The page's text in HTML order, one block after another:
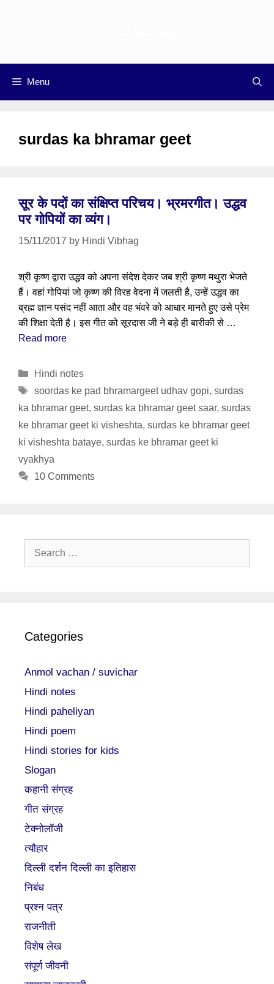
Menu
surdas ka bhramar geet
सूर के पदों का संक्षिप्त परिचय। भ्रमरगीत। उद्धव
पर गोपियों का व्यंग।
15/11/2017 by Hindi Vibhag
श्री कृष्ण द्वारा उद्धव को अपना संदेश देकर जब श्री कृष्ण मथुरा भेजते
हैं। वहां गोपियां जो कृष्ण की विरह वेदना में जलती है, उन्हें उद्धव का
ब्रह्म ज्ञान पसंद नहीं आता और वह भंवरे को आधार मानते हुए उसे प्रेम
की शिक्षा देती है। इस गीत को सूरदास जी ने बड़े ही बारीकी से …
Read more
Categories
Hindi notes
Tags
soordas ke pad bhramargeet udhav gopi, surdas
ka bhramar geet, surdas ka bhramar geet saar, surdas
ke bhramar geet ki visheshta, surdas ke bhramar geet
ki visheshta bataye, surdas ke bhramar geet ki
vyakhya
10 Comments
Search
Categories
Anmol vachan / suvichar
Hindi notes
Hindi paheliyan
Hindi poem
Hindi stories for kids
Slogan
कहानी संग्रह
गीत संग्रह
टेक्नोलॉजी
त्यौहार
दिल्ली दर्शन दिल्ली का इतिहास
निबंध
प्रश्न पत्र
राजनीती
विशेष लेख
संपूर्ण जीवनी